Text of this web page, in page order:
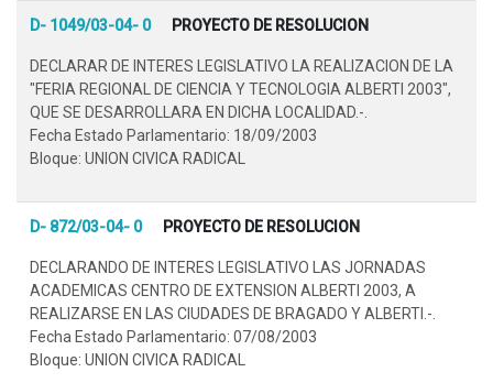
D- 1049/03-04- 0 PROYECTO DE RESOLUCION
DECLARAR DE INTERES LEGISLATIVO LA REALIZACION DE LA
"FERIA REGIONAL DE CIENCIA Y TECNOLOGIA ALBERTI 2003",
QUE SE DESARROLLARA EN DICHA LOCALIDAD.-.
Fecha Estado Parlamentario: 18/09/2003
Bloque: UNION CIVICA RADICAL
D- 872/03-04- 0 PROYECTO DE RESOLUCION
DECLARANDO DE INTERES LEGISLATIVO LAS JORNADAS
ACADEMICAS CENTRO DE EXTENSION ALBERTI 2003, A
REALIZARSE EN LAS CIUDADES DE BRAGADO Y ALBERTI.-.
Fecha Estado Parlamentario: 07/08/2003
Bloque: UNION CIVICA RADICAL